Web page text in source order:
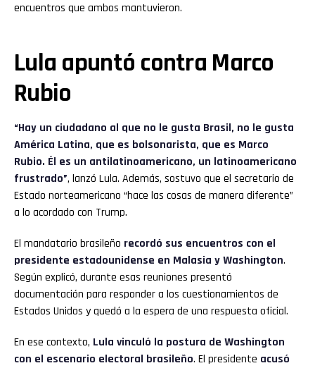
encuentros que ambos mantuvieron.
Lula apuntó contra Marco
Rubio
“Hay un ciudadano al que no le gusta Brasil, no le gusta
América Latina, que es bolsonarista, que es Marco
Rubio. Él es un antilatinoamericano, un latinoamericano
frustrado”, lanzó Lula. Además, sostuvo que el secretario de
Estado norteamericano “hace las cosas de manera diferente”
a lo acordado con Trump.
El mandatario brasileño recordó sus encuentros con el
presidente estadounidense en Malasia y Washington.
Según explicó, durante esas reuniones presentó
documentación para responder a los cuestionamientos de
Estados Unidos y quedó a la espera de una respuesta oficial.
En ese contexto, Lula vinculó la postura de Washington
con el escenario electoral brasileño. El presidente acusó